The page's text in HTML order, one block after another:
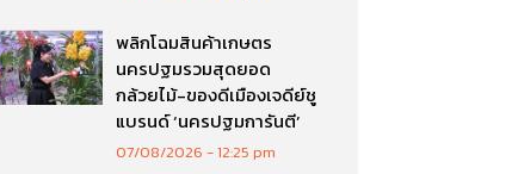
พลิกโฉมสินค้าเกษตร
นครปฐมรวมสุดยอด
กล้วยไม้-ของดีเมืองเจดีย์ชู
แบรนด์ ‘นครปฐมการันตี’
07/08/2026 12:25 pm